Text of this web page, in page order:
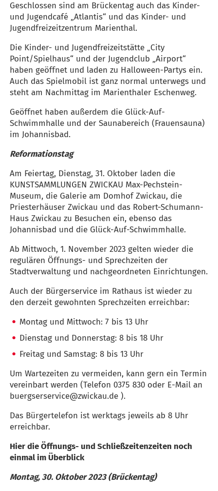
Geschlossen sind am Brückentag auch das Kinder-
und Jugendcafé „Atlantis“ und das Kinder- und
Jugendfreizeitzentrum Marienthal.
Die Kinder- und Jugendfreizeitstätte „City
Point/Spielhaus“ und der Jugendclub „Airport“
haben geöffnet und laden zu Halloween-Partys ein.
Auch das Spielmobil ist ganz normal unterwegs und
steht am Nachmittag im Marienthaler Eschenweg.
Geöffnet haben außerdem die Glück-Auf-
Schwimmhalle und der Saunabereich (Frauensauna)
im Johannisbad.
Reformationstag
Am Feiertag, Dienstag, 31. Oktober laden die
KUNSTSAMMLUNGEN ZWICKAU Max-Pechstein-
Museum, die Galerie am Domhof Zwickau, die
Priesterhäuser Zwickau und das Robert-Schumann-
Haus Zwickau zu Besuchen ein, ebenso das
Johannisbad und die Glück-Auf-Schwimmhalle.
Ab Mittwoch, 1. November 2023 gelten wieder die
regulären Öffnungs- und Sprechzeiten der
Stadtverwaltung und nachgeordneten Einrichtungen.
Auch der Bürgerservice im Rathaus ist wieder zu
den derzeit gewohnten Sprechzeiten erreichbar:
Montag und Mittwoch: 7 bis 13 Uhr
Dienstag und Donnerstag: 8 bis 18 Uhr
Freitag und Samstag: 8 bis 13 Uhr
Um Wartezeiten zu vermeiden, kann gern ein Termin
vereinbart werden (Telefon 0375 830 oder E-Mail an
buergserservice
zwickau de ).
Das Bürgertelefon ist werktags jeweils ab 8 Uhr
erreichbar.
Hier die Öffnungs- und Schließzeitenzeiten noch
einmal im Überblick
Montag, 30. Oktober 2023 (Brückentag)